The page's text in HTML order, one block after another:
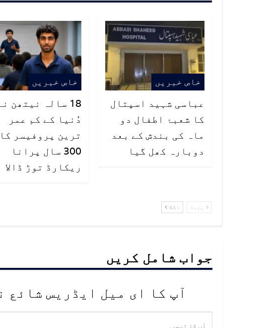
خاص خبریں
عباسی شہید اسپتال
کا شعبۂ اطفال دو
ماہ کی بندش کے بعد
دوبارہ کھل گیا
خاص خبریں
18 سالہ نیتھن
دُنیا کے کم عمر
ترین پروفیسر کا
300 سال پرانا
ریکارڈ توڑ ڈالا
پچھلا اگلا
جواب شامل کریں
آپ کا ای میل ایڈریس شائع